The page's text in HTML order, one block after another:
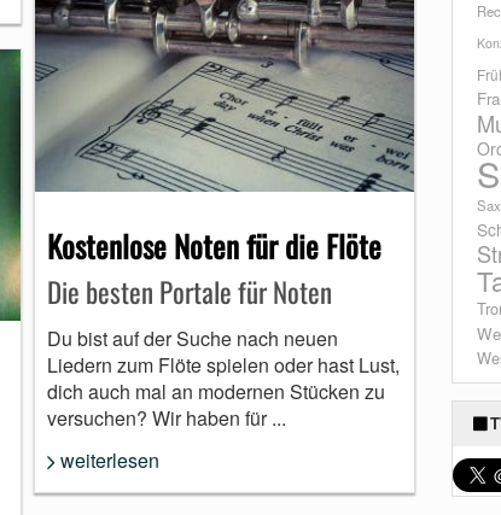
Kostenlose Noten für die Flöte
Die besten Portale für Noten
Du bist auf der Suche nach neuen
Liedern zum Flöte spielen oder hast Lust,
dich auch mal an modernen Stücken zu
versuchen? Wir haben für ...
weiterlesen